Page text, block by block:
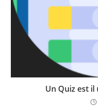
Un Quiz est il